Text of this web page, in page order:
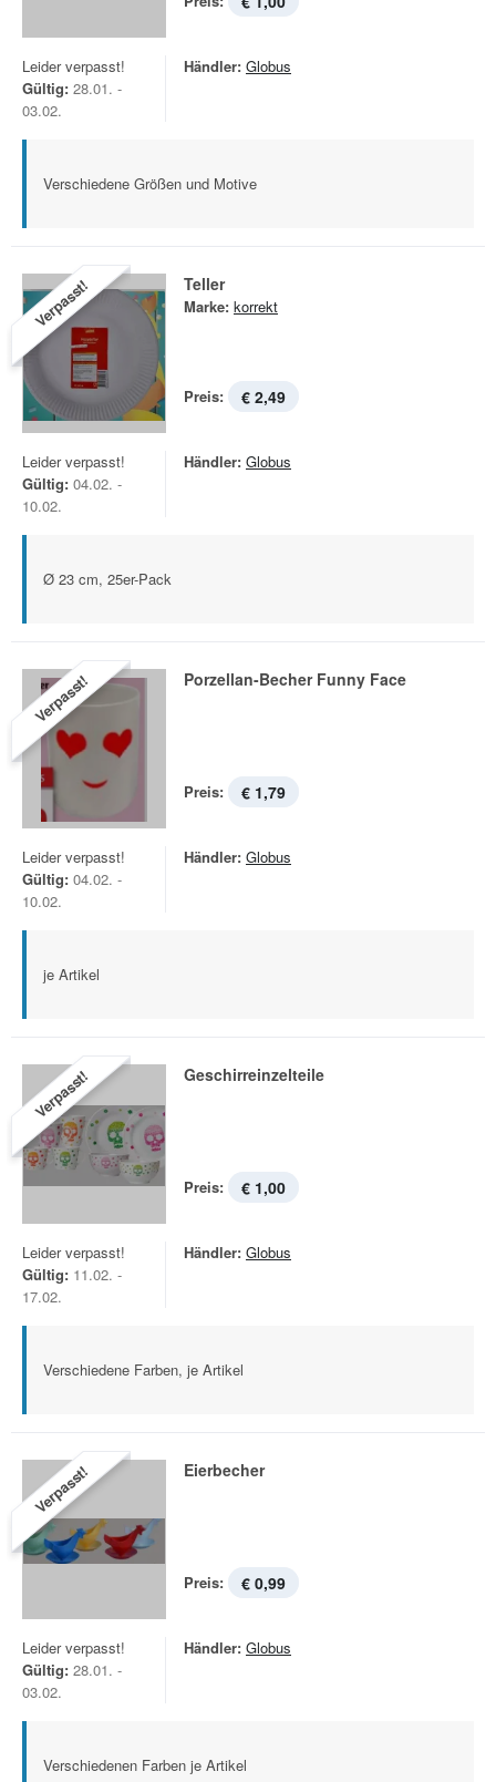
Leider verpasst!
Gültig: 28.01. -
03.02.
Händler: Globus
Verschiedene Größen und Motive
Verpasst! Teller
Marke: korrekt
Preis: € 2,49
Leider verpasst!
Gültig: 04.02. -
10.02.
Händler: Globus
Ø 23 cm, 25er-Pack
Verpasst! Porzellan-Becher Funny Face
Preis: € 1,79
Leider verpasst!
Gültig: 04.02. -
10.02.
Händler: Globus
je Artikel
Verpasst! Geschirreinzelteile
Preis: € 1,00
Leider verpasst!
Gültig: 11.02. -
17.02.
Händler: Globus
Verschiedene Farben, je Artikel
Verpasst! Eierbecher
Preis: € 0,99
Leider verpasst!
Gültig: 28.01. -
03.02.
Händler: Globus
Verschiedenen Farben je Artikel